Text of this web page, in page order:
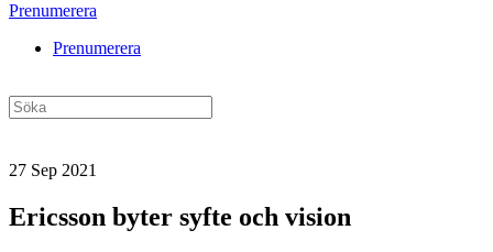
Prenumerera
Prenumerera
27 Sep 2021
Ericsson byter syfte och vision